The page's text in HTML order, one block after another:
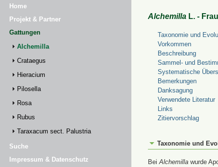
Home
Projekt & Partner
Gattungen
Alchemilla
Crataegus
Hieracium
Pilosella
Rosa
Rubus
Taraxacum sect. Palustria
Suche
Impressum & Datenschutz
Alchemilla L. -
Taxonomie und
Vorkommen
Beschreibung
Sammel- und
Systematische
Bemerkungen
Danksagung
Verwendete Literatur
Links
Zitiervorschlag
Taxonomie und
BeiAlchemilla wurde